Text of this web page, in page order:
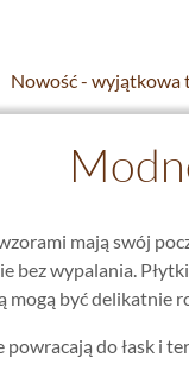
Nowość - wyjątkowa
mają swój
bez wypalania.
mogą być delikatnie
powracają do łask i